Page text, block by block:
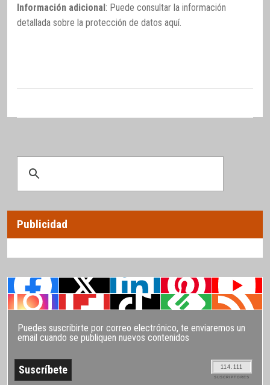
Información adicional: Puede consultar la información
detallada sobre la protección de datos aquí.
Publicidad
Puedes suscribirte por correo electrónico, te enviaremos un
email cuando se publiquen nuevos contenidos
114.111
SUSCRIPTORES